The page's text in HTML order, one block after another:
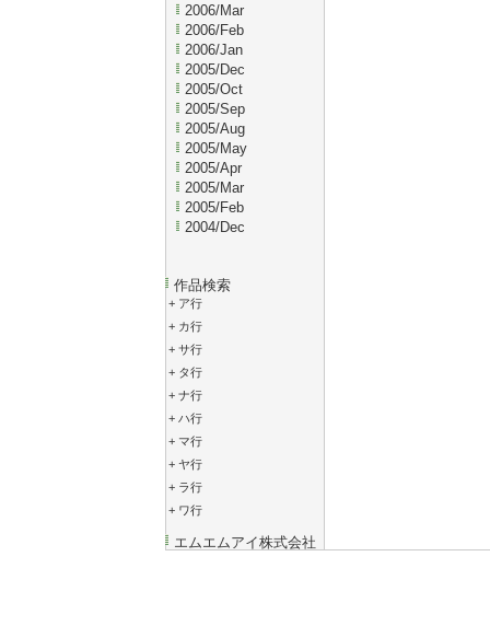
2006/Mar
2006/Feb
2006/Jan
2005/Dec
2005/Oct
2005/Sep
2005/Aug
2005/May
2005/Apr
2005/Mar
2005/Feb
2004/Dec
作品検索
+ ア行
+ カ行
+ サ行
+ タ行
+ ナ行
+ ハ行
+ マ行
+ ヤ行
+ ラ行
+ ワ行
エムエムアイ株式会社